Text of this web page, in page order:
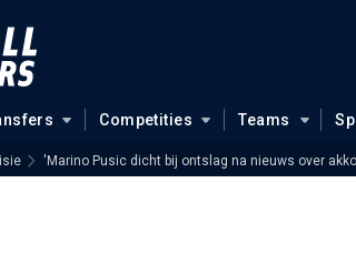
Competities Teams
'Marino Pusic dicht bij ontslag na nieuws over